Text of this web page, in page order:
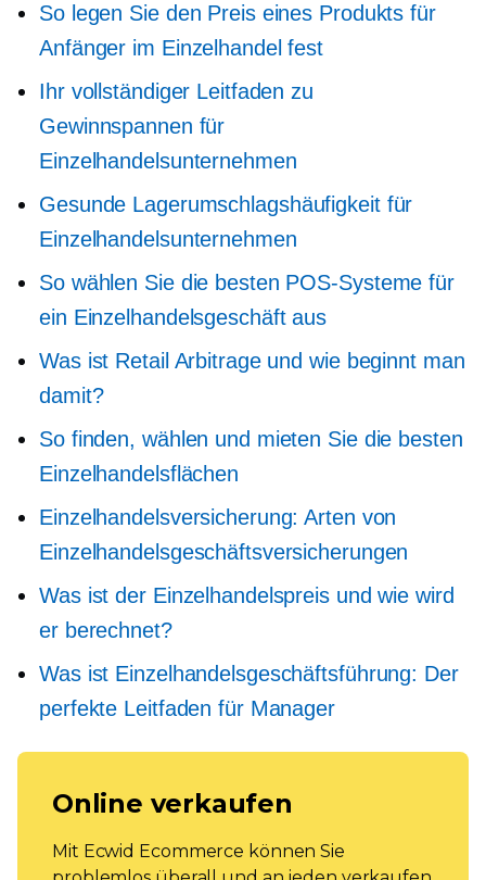
So legen Sie den Preis eines Produkts für
Anfänger im Einzelhandel fest
Ihr vollständiger Leitfaden zu
Gewinnspannen für
Einzelhandelsunternehmen
Gesunde Lagerumschlagshäufigkeit für
Einzelhandelsunternehmen
So wählen Sie die besten POS-Systeme für
ein Einzelhandelsgeschäft aus
Was ist Retail Arbitrage und wie beginnt man
damit?
So finden, wählen und mieten Sie die besten
Einzelhandelsflächen
Einzelhandelsversicherung: Arten von
Einzelhandelsgeschäftsversicherungen
Was ist der Einzelhandelspreis und wie wird
er berechnet?
Was ist Einzelhandelsgeschäftsführung: Der
perfekte Leitfaden für Manager
Online verkaufen
Mit Ecwid Ecommerce können Sie